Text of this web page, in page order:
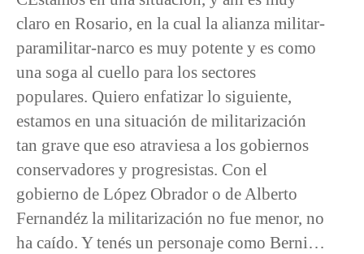
claro en Rosario, en la cual la alianza militar-
paramilitar-narco es muy potente y es como
una soga al cuello para los sectores
populares. Quiero enfatizar lo siguiente,
estamos en una situación de militarización
tan grave que eso atraviesa a los gobiernos
conservadores y progresistas. Con el
gobierno de López Obrador o de Alberto
Fernandéz la militarización no fue menor, no
ha caído. Y tenés un personaje como Berni…